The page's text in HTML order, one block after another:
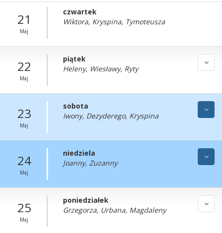
21
Maj
czwartek
Wiktora, Kryspina, Tymoteusza
22
Maj
piątek
Heleny, Wiesławy, Ryty
23
Maj
sobota
Iwony, Dezyderego, Kryspina
24
Maj
niedziela
Joanny, Zuzanny
25
Maj
poniedziałek
Grzegorza, Urbana, Magdaleny